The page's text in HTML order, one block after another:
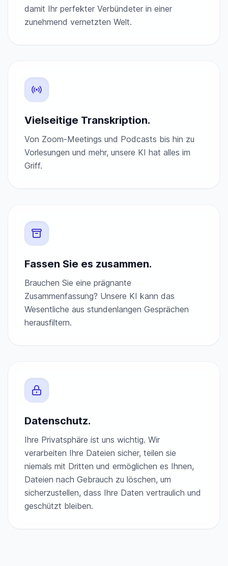
damit Ihr perfekter Verbündeter in einer
zunehmend vernetzten Welt.
Vielseitige Transkription.
Von Zoom-Meetings und Podcasts bis hin zu
Vorlesungen und mehr, unsere KI hat alles im
Griff.
Fassen Sie es zusammen.
Brauchen Sie eine prägnante
Zusammenfassung? Unsere KI kann das
Wesentliche aus stundenlangen Gesprächen
herausfiltern.
Datenschutz.
Ihre Privatsphäre ist uns wichtig. Wir
verarbeiten Ihre Dateien sicher, teilen sie
niemals mit Dritten und ermöglichen es Ihnen,
Dateien nach Gebrauch zu löschen, um
sicherzustellen, dass Ihre Daten vertraulich und
geschützt bleiben.